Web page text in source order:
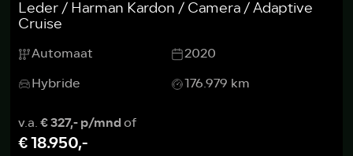
Leder / Harman Kardon / Camera / Adaptive
Cruise
Automaat
2020
Hybride
176.979 km
v.a.€ 327,- p/mndof
€ 18.950,-